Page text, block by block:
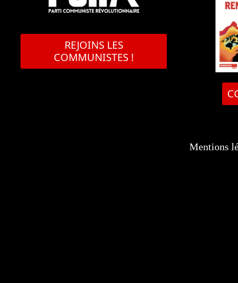
REJOINS LES
COMMUNISTES !
Mentions